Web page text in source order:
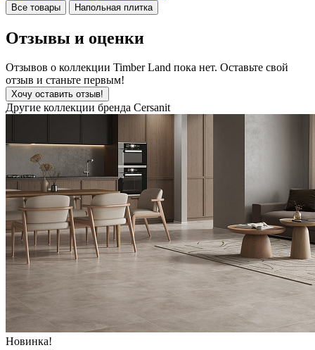
Все товары Напольная плитка
Отзывы и оценки
Отзывов о коллекции Timber Land пока нет. Оставьте свой
отзыв и станьте первым!
Хочу оставить отзыв!
Другие коллекции бренда Cersanit
Новинка!